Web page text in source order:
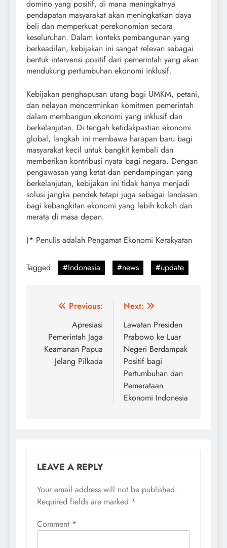
domino yang positif, di mana meningkatnya
pendapatan masyarakat akan meningkatkan daya
beli dan memperkuat perekonomian secara
keseluruhan. Dalam konteks pembangunan yang
berkeadilan, kebijakan ini sangat relevan sebagai
bentuk intervensi positif dari pemerintah yang akan
mendukung pertumbuhan ekonomi inklusif.
Kebijakan penghapusan utang bagi UMKM, petani,
dan nelayan mencerminkan komitmen pemerintah
dalam membangun ekonomi yang inklusif dan
berkelanjutan. Di tengah ketidakpastian ekonomi
global, langkah ini membawa harapan baru bagi
masyarakat kecil untuk bangkit kembali dan
memberikan kontribusi nyata bagi negara. Dengan
pengawasan yang ketat dan pendampingan yang
berkelanjutan, kebijakan ini tidak hanya menjadi
solusi jangka pendek tetapi juga sebagai landasan
bagi kebangkitan ekonomi yang lebih kokoh dan
merata di masa depan.
)* Penulis adalah Pengamat Ekonomi Kerakyatan
Tagged: #Indonesia #news #update
Post
navigation
Previous:
Apresiasi
Pemerintah Jaga
Keamanan Papua
Jelang Pilkada
Next:
Lawatan Presiden
Prabowo ke Luar
Negeri Berdampak
Positif bagi
Pertumbuhan dan
Pemerataan
Ekonomi Indonesia
LEAVE A REPLY
Your email address will not be published.
Required fields are marked *
Comment *